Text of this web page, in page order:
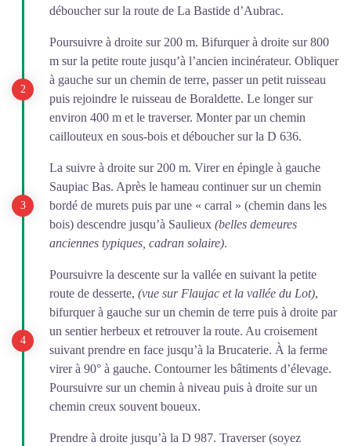
déboucher sur la route de La Bastide d’Aubrac.
Poursuivre à droite sur 200 m. Bifurquer à droite sur 800
m sur la petite route jusqu’à l’ancien incinérateur. Obliquer
à gauche sur un chemin de terre, passer un petit ruisseau
puis rejoindre le ruisseau de Boraldette. Le longer sur
environ 400 m et le traverser. Monter par un chemin
caillouteux en sous-bois et déboucher sur la D 636.
La suivre à droite sur 200 m. Virer en épingle à gauche
Saupiac Bas. Après le hameau continuer sur un chemin
bordé de murets puis par une « carral » (chemin dans les
bois) descendre jusqu’à Saulieux (belles demeures
anciennes typiques, cadran solaire).
Poursuivre la descente sur la vallée en suivant la petite
route de desserte, (vue sur Flaujac et la vallée du Lot),
bifurquer à gauche sur un chemin de terre puis à droite par
un sentier herbeux et retrouver la route. Au croisement
suivant prendre en face jusqu’à la Brucaterie. À la ferme
virer à 90° à gauche. Contourner les bâtiments d’élevage.
Poursuivre sur un chemin à niveau puis à droite sur un
chemin creux souvent boueux.
Prendre à droite jusqu’à la D 987. Traverser (soyez